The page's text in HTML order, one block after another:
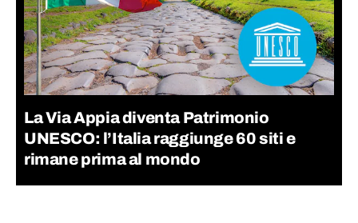
La Via Appia diventa Patrimonio
UNESCO: l’Italia raggiunge 60 siti e
rimane prima al mondo